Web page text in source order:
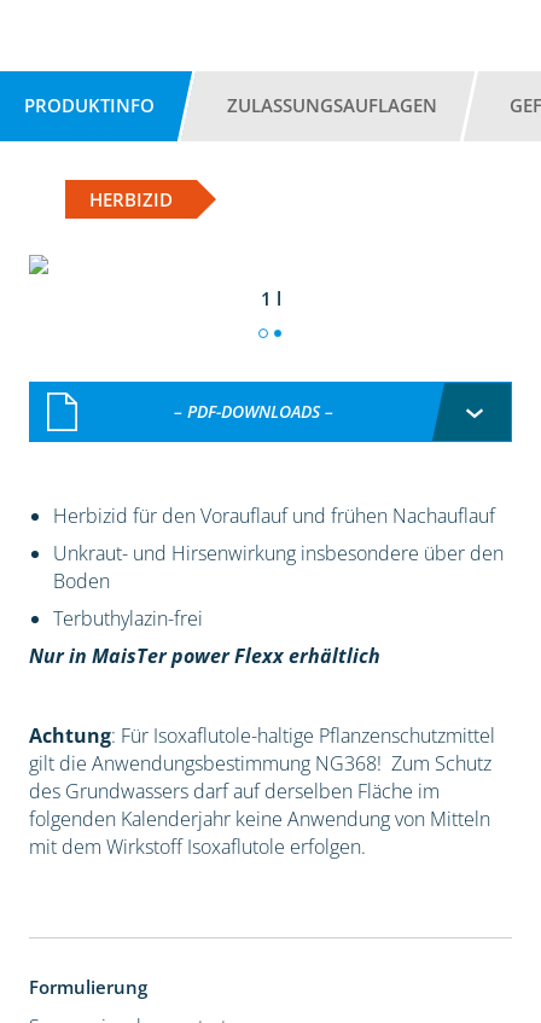
PRODUKTINFO ZULASSUNGSAUFLAGEN
HERBIZID
1 l
– PDF-DOWNLOADS –
Herbizid für den Vorauflauf und frühen Nachauflauf
Unkraut- und Hirsenwirkung insbesondere über den
Boden
Terbuthylazin-frei
Nur in MaisTer power Flexx erhältlich
Achtung: Für Isoxaflutole-haltige Pflanzenschutzmittel
gilt die Anwendungsbestimmung NG368! Zum Schutz
des Grundwassers darf auf derselben Fläche im
folgenden Kalenderjahr keine Anwendung von Mitteln
mit dem Wirkstoff Isoxaflutole erfolgen.
Formulierung